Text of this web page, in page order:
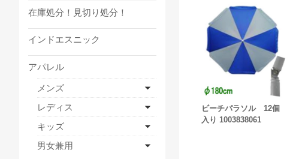
ビーチパラソル 12個
入り 1003838061
在庫処分！見切り処分！
インドエスニック
アパレル
メンズ
レディス
キッズ
男女兼用